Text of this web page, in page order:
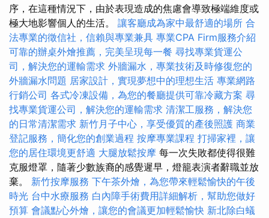
序，在這種情況下，由於表現造成的焦慮會導致極端維度或
極大地影響個人的生活。 讓客廳成為家中最舒適的場所 合
法專業的徵信社，信賴與專業兼具 專業CPA Firm服務介紹
可靠的辦桌外燴推薦，完美呈現每一餐 尋找專業貨運公
司，解決您的運輸需求 外牆漏水，專業技術及時修復您的
外牆漏水問題 居家設計，實現夢想中的理想生活 專業網路
行銷公司 各式冷凍設備，為您的餐廳提供可靠冷藏方案 尋
找專業貨運公司，解決您的運輸需求 清潔工服務，解決您
的日常清潔需求 新竹月子中心，享受優質的產後照護 商業
登記服務，簡化您的創業過程 按摩專業課程 打掃家裡，讓
您的居住環境更舒適 大腿放鬆按摩 每一次失敗都使得很難
克服燈罩，隨著少數族裔的感覺遲早，燈籠表演者辭職並放
棄。 新竹按摩服務 下午茶外燴，為您帶來輕鬆愉快的午後
時光 台中水療服務 白內障手術費用詳細解析，幫助您做好
預算 會議點心外燴，讓您的會議更加輕鬆愉快 新北除白蟻